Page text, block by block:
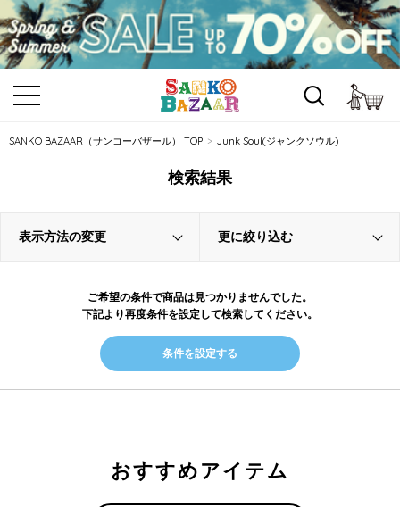
SANKO BAZAAR（サンコーバザール） TOP Junk Soul(ジャンクソウル)
検索結果
表示方法の変更 更に絞り込む
ご希望の条件で商品は見つかりませんでした。
下記より再度条件を設定して検索してください。
条件を設定する
おすすめアイテム